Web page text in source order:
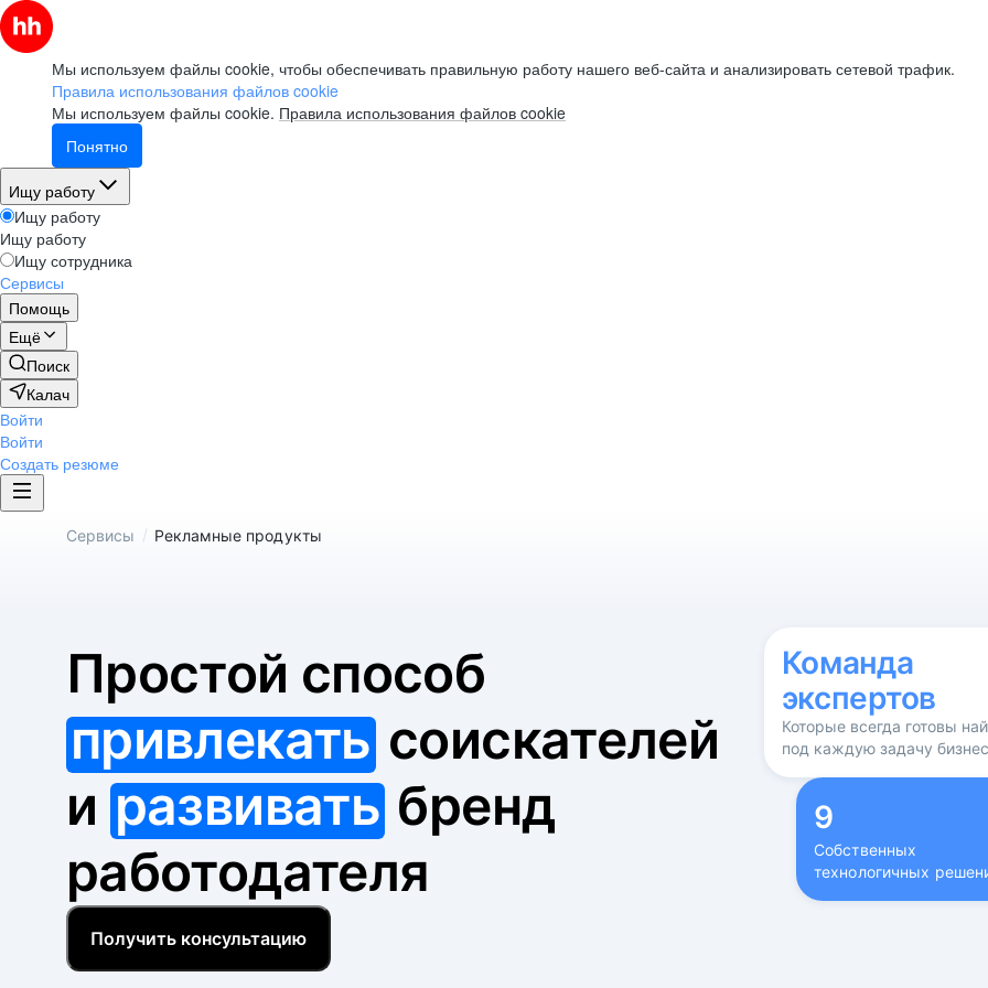
Мы используем файлы cookie, чтобы обеспечивать правильную работу нашего веб-сайта и анализировать сетевой трафик.
Правила использования файлов cookie
Мы используем файлы cookie. Правила использования файлов cookie
Понятно
Ищу работу
Ищу работу
Ищу работу
Ищу сотрудника
Сервисы
Помощь
Ещё
Поиск
Калач
Войти
Войти
Создать резюме
Сервисы / Рекламные продукты
Простой способ
привлекатьсоискателей
и развивать бренд
работодателя
Получить консультацию
Команда
экспертов
Которые всегда готовы
под каждую задачу
9
Собственных
технологичных